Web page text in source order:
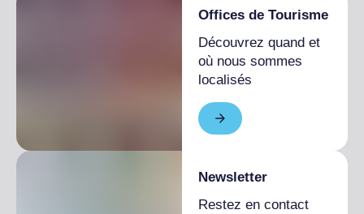
Offices de Tourisme
Découvrez quand et
où nous sommes
localisés
Newsletter
Restez en contact